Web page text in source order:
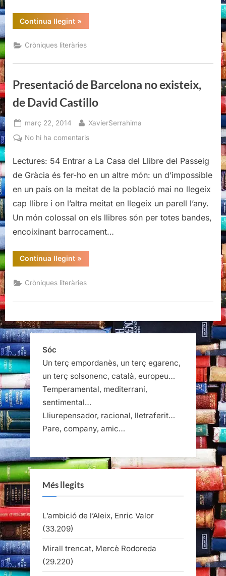
Continua llegint“Presentació
de
no
existeix,
David
»
Cròniques literàries
Presentació de Barcelona no existeix,
de David Castillo
Posted
on
març 22, 2014 By
XavierSerrahima
No hi ha comentarisa
de
Barcelona
existeix,
de
David
Castillo
Lectures: 54 Entrar a La Casa del Llibre del Passeig
de Gràcia és fer-ho en un altre món: un d’impossible
en un país on la meitat de la població mai no llegeix
cap llibre i on l’altra meitat en llegeix un parell l’any.
Un món colossal on els llibres són per totes bandes,
encoixinant barrocament…
Continua llegint“Presentació
de
no
existeix,
David
»
Cròniques literàries
Sóc
Un terç empordanès, un terç egarenc,
un terç solsonenc, català, europeu…
Temperamental, mediterrani,
sentimental…
Lliurepensador, racional, lletraferit…
Pare, company, amic…
Més llegits
L’ambició de l’Aleix, Enric Valor
(33.209)
Mirall trencat, Mercè Rodoreda
(29.220)